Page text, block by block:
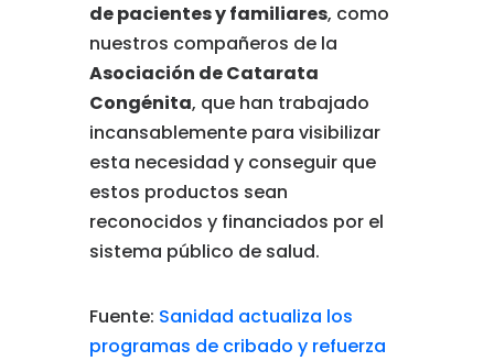
depacientesyfamiliares, como
nuestros compañeros de la
Asociación deCatarata
Congénita, que han trabajado
incansablemente para visibilizar
esta necesidad y conseguir que
estos productos sean
reconocidos y financiados por el
sistema público de salud.
Fuente: Sanidad actualiza los
programas de cribado y refuerza